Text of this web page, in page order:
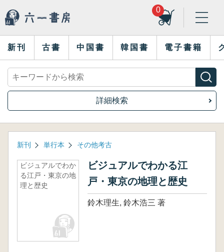
0
新刊 古書 中国書 韓国書 電子書籍
詳細検索
新刊 単行本 その他考古
ビジュアルでわか
る江戸・東京の地
理と歴史
ビジュアルでわかる江
戸・東京の地理と歴史
鈴木理生, 鈴木浩三 著